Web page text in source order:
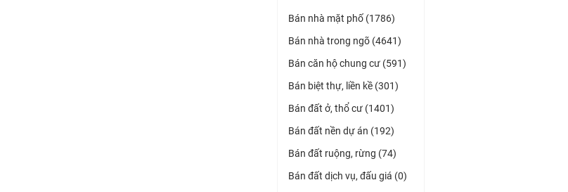
Bán nhà mặt phố (1786)
Bán nhà trong ngõ (4641)
Bán căn hộ chung cư (591)
Bán biệt thự, liền kề (301)
Bán đất ở, thổ cư (1401)
Bán đất nền dự án (192)
Bán đất ruộng, rừng (74)
Bán đất dịch vụ, đấu giá (0)